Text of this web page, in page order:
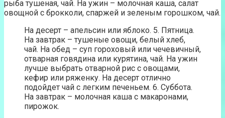
рыба тушеная, чай. На ужин – молочная каша, салат
овощной с брокколи, спаржей и зеленым горошком, чай.
На десерт – апельсин или яблоко. 5. Пятница.
На завтрак – тушеные овощи, белый хлеб,
чай. На обед – суп гороховый или чечевичный,
отварная говядина или курятина, чай. На ужин
лучше выбрать отварной рис с овощами,
кефир или ряженку. На десерт отлично
подойдет чай с легким печеньем. 6. Суббота.
На завтрак – молочная каша с макаронами,
пирожок.